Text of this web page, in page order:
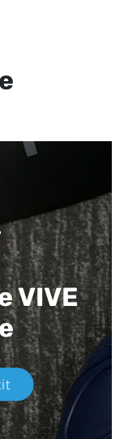
VIVE